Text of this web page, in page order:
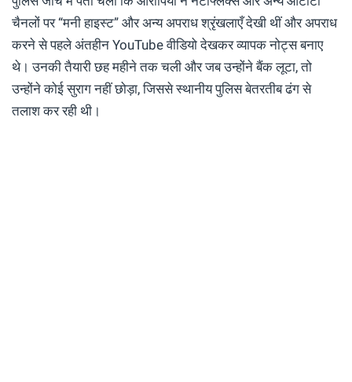
चैनलों पर “मनी हाइस्ट” और अन्य अपराध श्रृंखलाएँ देखी थीं और अपराध
करने से पहले अंतहीन YouTube वीडियो देखकर व्यापक नोट्स बनाए
थे। उनकी तैयारी छह महीने तक चली और जब उन्होंने बैंक लूटा, तो
उन्होंने कोई सुराग नहीं छोड़ा, जिससे स्थानीय पुलिस बेतरतीब ढंग से
तलाश कर रही थी।